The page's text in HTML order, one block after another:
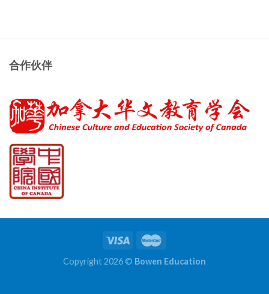
合作伙伴
Copyright 2026 © Bowen Education